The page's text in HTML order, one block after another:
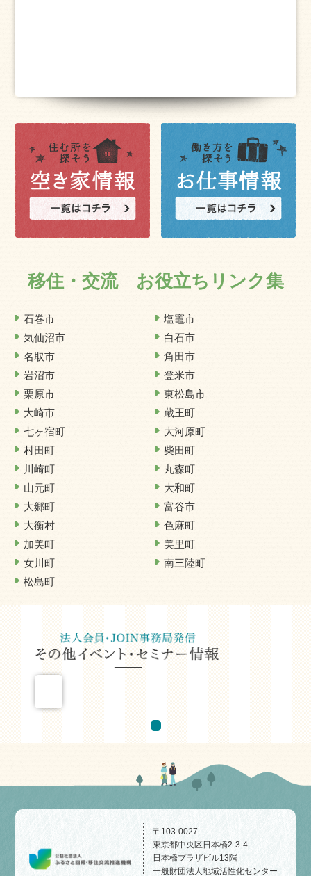
移住・交流 お役立ちリンク集
石巻市
塩竈市
気仙沼市
白石市
名取市
角田市
岩沼市
登米市
栗原市
東松島市
大崎市
蔵王町
七ヶ宿町
大河原町
村田町
柴田町
川崎町
丸森町
山元町
大和町
大郷町
富谷市
大衡村
色麻町
加美町
美里町
女川町
南三陸町
松島町
〒103-0027
東京都中央区日本橋2-3-4
日本橋プラザビル13階
一般財団法人地域活性化センター